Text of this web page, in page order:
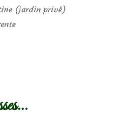
(jardin privé)